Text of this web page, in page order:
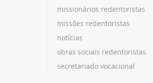
missionários redentoristas
missões redentoristas
notícias
obras sociais redentoristas
secretariado vocacional